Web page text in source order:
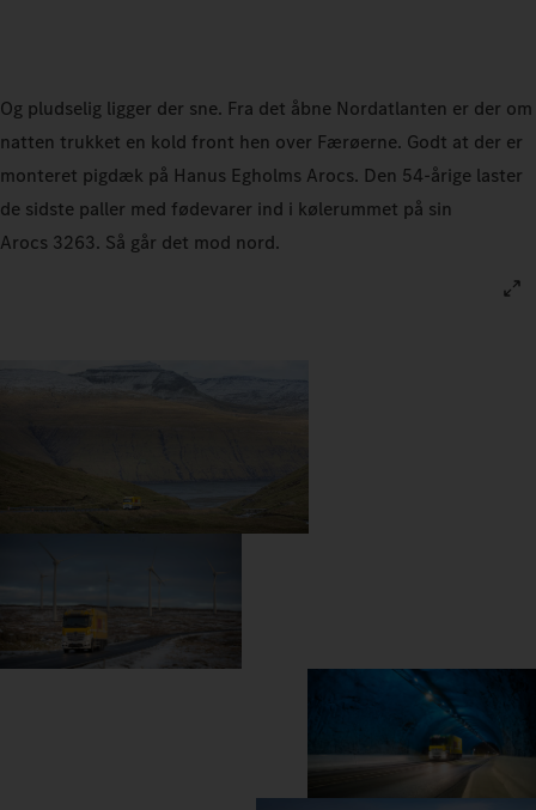
Og pludselig ligger der sne. Fra det åbne Nordatlanten er der om
natten trukket en kold front hen over Færøerne. Godt at der er
monteret pigdæk på Hanus Egholms Arocs. Den 54-årige laster
de sidste paller med fødevarer ind i kølerummet på sin
Arocs 3263. Så går det mod nord.